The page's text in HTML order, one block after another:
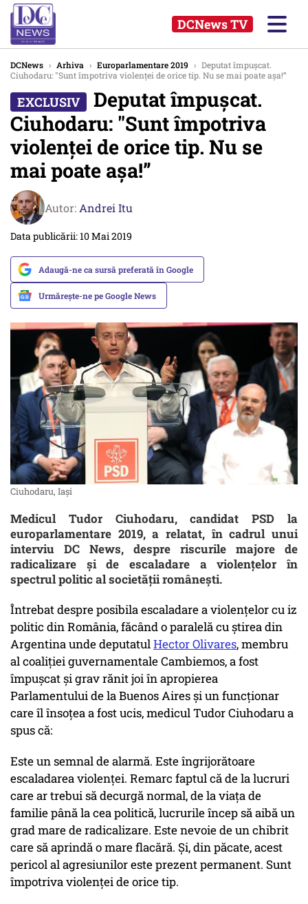
DCNews TV
DCNews › Arhiva › Europarlamentare 2019 › Deputat împușcat.
Ciuhodaru: "Sunt împotriva violenței de orice tip. Nu se mai poate așa!”
Deputat împușcat.
Ciuhodaru: "Sunt împotriva
violenței de orice tip. Nu se
mai poate așa!”
Autor: Andrei Itu
Data publicării: 10 Mai 2019
Adaugă-ne ca sursă preferată în Google
Urmărește-ne pe Google News
Ciuhodaru, Iași
Medicul Tudor Ciuhodaru, candidat PSD la
europarlamentare 2019, a relatat, în cadrul unui
interviu DC News, despre riscurile majore de
radicalizare și de escaladare a violențelor în
spectrul politic al societății românești.
Întrebat despre posibila escaladare a violențelor cu iz
politic din România, făcând o paralelă cu știrea din
Argentina unde deputatulHector Olivares, membru
al coaliţiei guvernamentale Cambiemos, a fost
împușcat și grav rănit joi în apropierea
Parlamentului de la Buenos Aires şi un funcţionar
care îl însoţea a fost ucis, medicul Tudor Ciuhodaru a
spus că:
Este un semnal de alarmă. Este îngrijorătoare
escaladarea violenței. Remarc faptul că de la lucruri
care ar trebui să decurgă normal, de la viața de
familie până la cea politică, lucrurile încep să aibă un
grad mare de radicalizare. Este nevoie de un chibrit
care să aprindă o mare flacără. Și, din păcate, acest
pericol al agresiunilor este prezent permanent. Sunt
împotriva violenței de orice tip.